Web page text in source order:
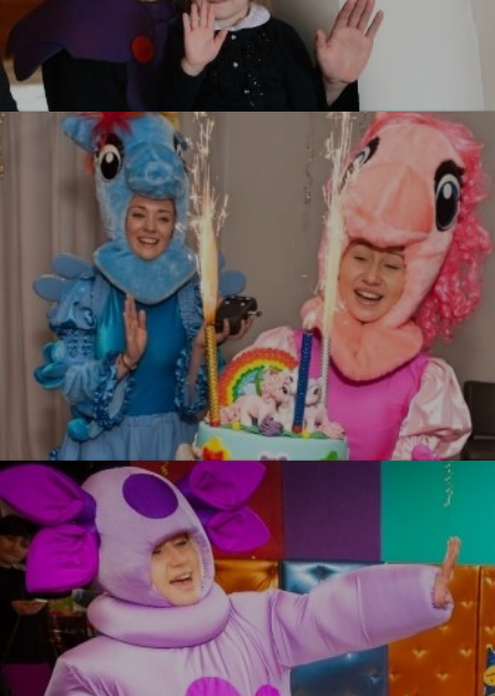
УЗНАТЬ БОЛЬШЕ
Город Героев
УЗНАТЬ БОЛЬШЕ
Литл Пони